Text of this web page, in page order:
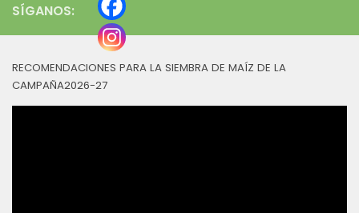
SÍGANOS:
RECOMENDACIONES PARA LA SIEMBRA DE MAÍZ DE LA
CAMPAÑA2026-27